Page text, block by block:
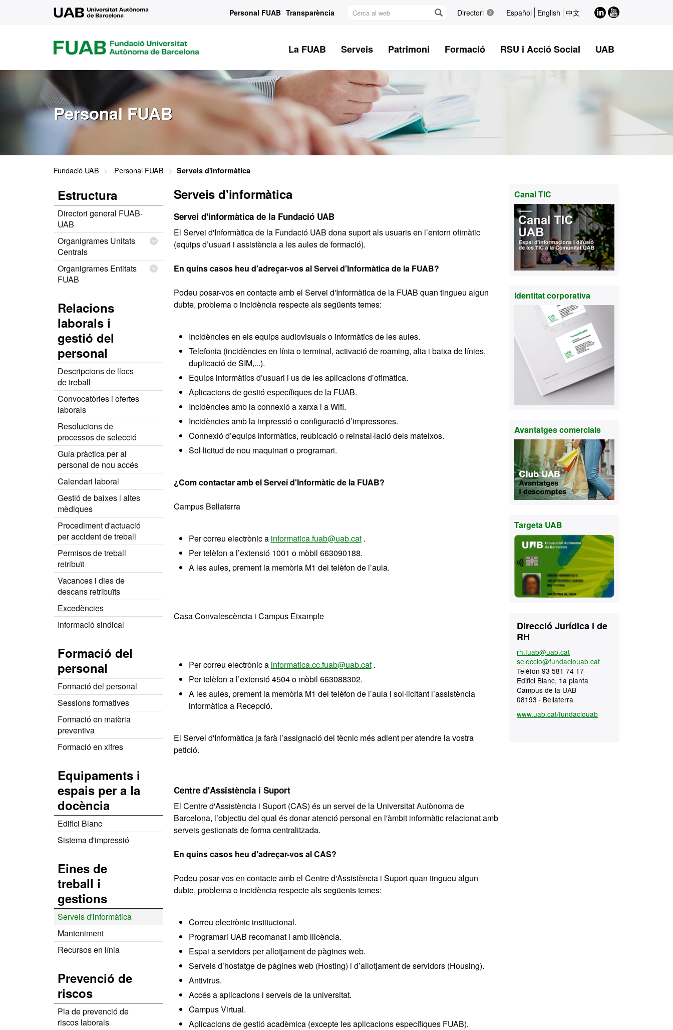
Personal FUAB Transparència
Cerca
Directori Español English 中文 LinkedIn
Youtube
FUAB
FUNDACIÓ
UNIVERSITAT
DE
BARCELONA
La FUAB Serveis Patrimoni Formació RSU i Acció Social UAB
Personal FUAB
Fundació UAB Personal FUAB Serveis d'informàtica
Estructura
Directori general FUAB-
UAB
Organigrames Unitats
Centrals
Organigrames Entitats
FUAB
Relacions
laborals i
gestió del
personal
Descripcions de llocs
de treball
Convocatòries i ofertes
laborals
Resolucions de
processos de selecció
Guia pràctica per al
personal de nou accés
Calendari laboral
Gestió de baixes i altes
mèdiques
Procediment d'actuació
per accident de treball
Permisos de treball
retribuït
Vacances i dies de
descans retribuïts
Excedències
Informació sindical
Formació del
personal
Formació del personal
Sessions formatives
Formació en matèria
preventiva
Formació en xifres
Equipaments i
espais per a la
docència
Edifici Blanc
Sistema d'impressió
Eines de
treball i
gestions
Serveis d'informàtica
Manteniment
Recursos en línia
Prevenció de
riscos
Pla de prevenció de
riscos laborals
Serveis d'informàtica
Servei d'informàtica de la Fundació UAB
El Servei d'Informàtica de la Fundació UAB dona suport als usuaris en l’entorn ofimàtic
(equips d’usuari i assistència a les aules de formació).
En quins casos heu d'adreçar-vos al Servei d'Informàtica de la FUAB?
Podeu posar-vos en contacte amb el Servei d'Informàtica de la FUAB quan tingueu algun
dubte, problema o incidència respecte als següents temes:
Incidències en els equips audiovisuals o informàtics de les aules.
Telefonia (incidències en línia o terminal, activació de roaming, alta i baixa de línies,
duplicació de SIM,...).
Equips informàtics d’usuari i us de les aplicacions d’ofimàtica.
Aplicacions de gestió específiques de la FUAB.
Incidències amb la connexió a xarxa i a Wifi.
Incidències amb la impressió o configuració d’impressores.
Connexió d’equips informàtics, reubicació o reinstal·lació dels mateixos.
Sol·licitud de nou maquinari o programari.
¿Com contactar amb el Servei d'Informàtic de la FUAB?
Campus Bellaterra
Per correu electrònic a informatica.fuab@uab.cat.
Per telèfon a l’extensió 1001 o mòbil 663090188.
A les aules, prement la memòria M1 del telèfon de l’aula.
Casa Convalescència i Campus Eixample
Per correu electrònic a informatica.cc.fuab@uab.cat.
Per telèfon a l’extensió 4504 o mòbil 663088302.
A les aules, prement la memòria M1 del telèfon de l’aula i sol·licitant l’assistència
informàtica a Recepció.
El Servei d'Informàtica ja farà l’assignació del tècnic més adient per atendre la vostra
petició.
Centre d'Assistència i Suport
El Centre d'Assistència i Suport (CAS) és un servei de la Universitat Autònoma de
Barcelona, l’objectiu del qual és donar atenció personal en l'àmbit informàtic relacionat amb
serveis gestionats de forma centralitzada.
En quins casos heu d'adreçar-vos al CAS?
Podeu posar-vos en contacte amb el Centre d'Assistència i Suport quan tingueu algun
dubte, problema o incidència respecte als següents temes:
Correu electrònic institucional.
Programari UAB recomanat i amb llicència.
Espai a servidors per allotjament de pàgines web.
Serveis d’hostatge de pàgines web (Hosting) i d’allotjament de servidors (Housing).
Antivirus.
Accés a aplicacions i serveis de la universitat.
Campus Virtual.
Aplicacions de gestió acadèmica (excepte les aplicacions específiques FUAB).
Informació
complementària
Canal TIC
Identitat corporativa
Avantatges comercials
Targeta UAB
Contacte
Direcció Jurídica i de
RH
rh.fuab@uab.cat
seleccio@fundaciouab.cat
Telèfon 93 581 74 17
Edifici Blanc, 1a planta
Campus de la UAB
08193 · Bellaterra
www.uab.cat/fundaciouab